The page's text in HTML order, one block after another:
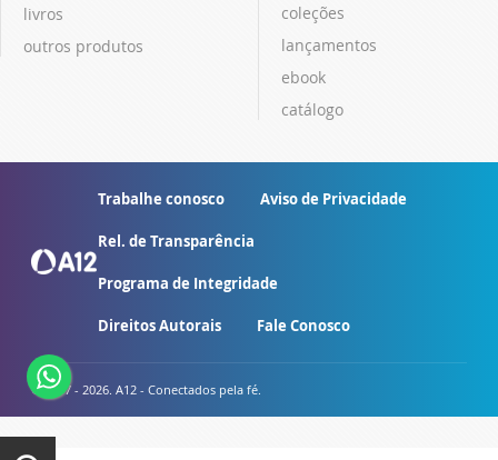
livros
outros produtos
coleções
lançamentos
ebook
catálogo
Trabalhe conosco Aviso de Privacidade
Rel. de Transparência
Programa de Integridade
Direitos Autorais Fale Conosco
© 2007 - 2026. A12 - Conectados pela fé.